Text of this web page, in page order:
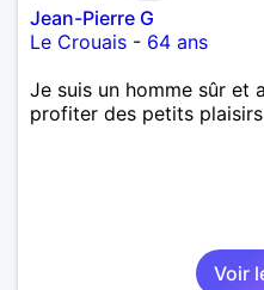
Jean-Pierre G
Le Crouais - 64 ans
Je suis un homme sûr et
profiter des petits
Voir